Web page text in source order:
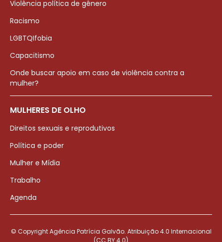
Violência política de gênero
Racismo
LGBTQIfobia
Capacitismo
Onde buscar apoio em caso de violência contra a
mulher?
MULHERES DE OLHO
Direitos sexuais e reprodutivos
Política e poder
Mulher e Mídia
Trabalho
Agenda
© Copyright Agência Patrícia Galvão. Atribuição 4.0 Internacional